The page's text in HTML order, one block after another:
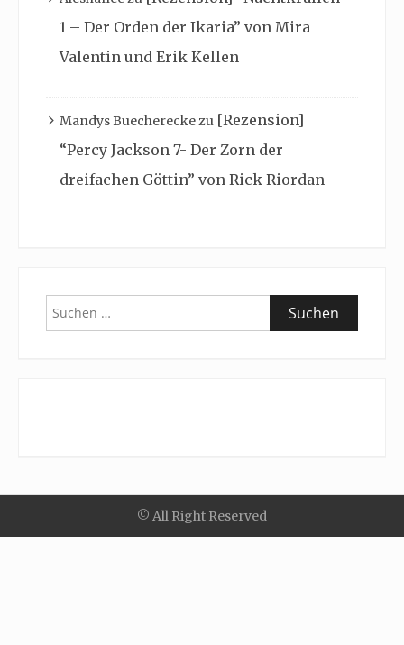
1 – Der Orden der Ikaria” von Mira
Valentin und Erik Kellen
Mandys Buechereckezu [Rezension]
“Percy Jackson 7- Der Zorn der
dreifachen Göttin” von Rick Riordan
Suchen
nach:
© All Right Reserved